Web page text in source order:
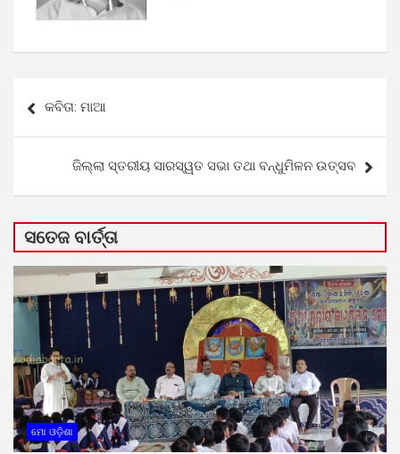
navigation
କବିତା: ମାଆ
ଜିଲ୍ଲା ସ୍ତରୀୟ ସାରସ୍ୱତ ସଭା ତଥା ବନ୍ଧୁମିଳନ ଉତ୍ସବ
ସତେଜ ବାର୍ତ୍ତା
ମୋ ଓଡ଼ିଶା